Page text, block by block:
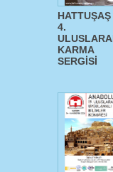
HATTUŞAŞ
4.
KARMA
SERGİSİ